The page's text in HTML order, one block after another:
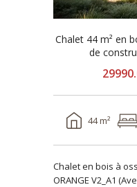
Chalet 44 m² en
de
44 m²
Chalet en bois à
ORANGE V2_A1